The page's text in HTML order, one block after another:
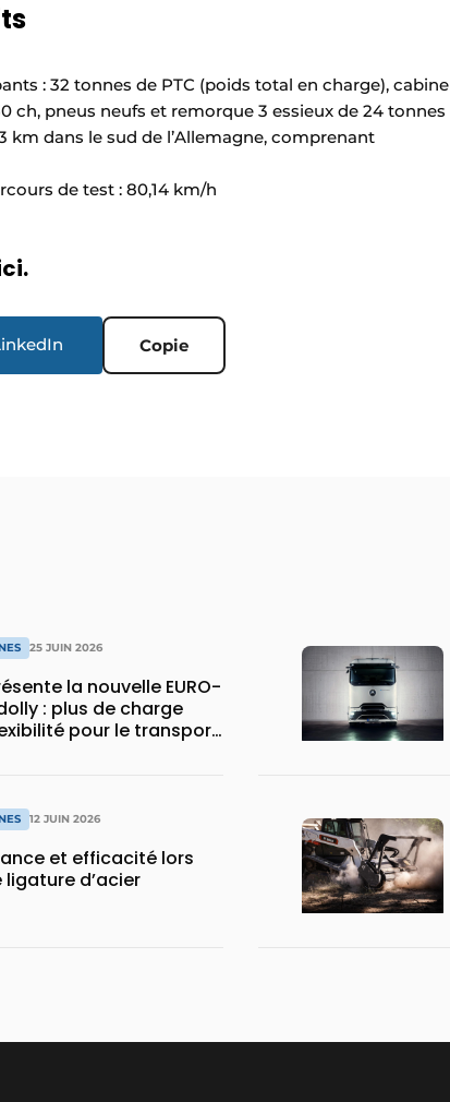
: 32 tonnes de PTC (poids total en charge), cabine
ch, pneus neufs et remorque 3 essieux de 24 tonnes
km dans le sud de l’Allemagne, comprenant
de test : 80,14 km/h
Copie
25 JUIN 2026
la nouvelle EURO-
: plus de charge
pour le transport
12 JUIN 2026
et efficacité lors
d’acier